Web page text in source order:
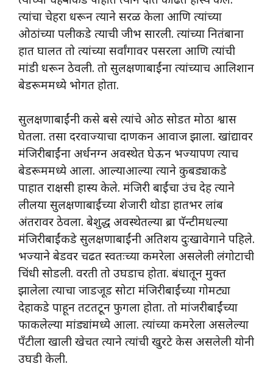
त्यांचा चेहरा धरून त्याने सरळ केला आणि त्यांच्या
ओठांच्या पलीकडे त्याची जीभ सारली. त्यांच्या नितंबाना
हात घालत तो त्यांच्या सर्वांगावर पसरला आणि त्यांची
मांडी धरून ठेवली. तो सुलक्षणाबाईंना त्यांच्याच आलिशान
बेडरूममध्ये भोगत होता.
सुलक्षणाबाईंनी कसे बसे त्यांचे ओठ सोडत मोठा श्वास
घेतला. तसा दरवाज्याचा दाणकन आवाज झाला. खांद्यावर
मंजिरीबाईंना अर्धनग्न अवस्थेत घेऊन भज्यापण त्याच
बेडरूममध्ये आला. आल्याआल्या त्याने कुबड्याकडे
पाहात राक्षसी हास्य केले. मंजिरी बाईंचा उंच देह त्याने
लीलया सुलक्षणाबाईंच्या शेजारी थोडा हातभर लांब
अंतरावर ठेवला. बेशुद्ध अवस्थेतल्या ब्रा पॅन्टीमधल्या
मंजिरीबाईंकडे सुलक्षणाबाईंनी अतिशय दुःखावेगाने पहिले.
भज्याने बेडवर चढत स्वतःच्या कमरेला असलेली लंगोटाची
चिंधी सोडली. वरती तो उघडाच होता. बंधातून मुक्त
झालेला त्याचा जाडजूड सोटा मंजिरीबाईंच्या गोमट्या
देहाकडे पाहून तटतटून फुगला होता. तो मांजरीबाईंच्या
फाकलेल्या मांड्यांमध्ये आला. त्यांच्या कमरेला असलेल्या
पँटीला खाली खेचत त्याने त्यांची खुरटे केस असलेली योनी
उघडी केली.